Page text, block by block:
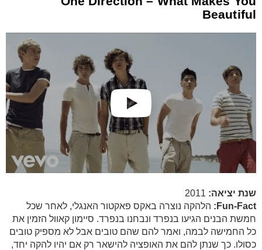
Beautiful
שנת יציאה:
Fun-Fact:
הלהקה נוצרה באקס פאקטור האנגלי, לאחר שכל
חמשת הבנים הגיעו בנפרד ונבחנו בנפרד. סיימון קאוול הזמין את
כל החמישה לבמה, ואמר להם שהם טובים אבל לא מספיק טובים
כסולו. כך שנתן להם את האופציה להישאר רק אם יהיו להקה יחד,